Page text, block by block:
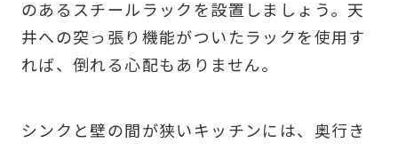
のあるスチールラックを設置しましょう。天
井への突っ張り機能がついたラックを使用す
れば、倒れる心配もありません。
シンクと壁の間が狭いキッチンには、奥行き